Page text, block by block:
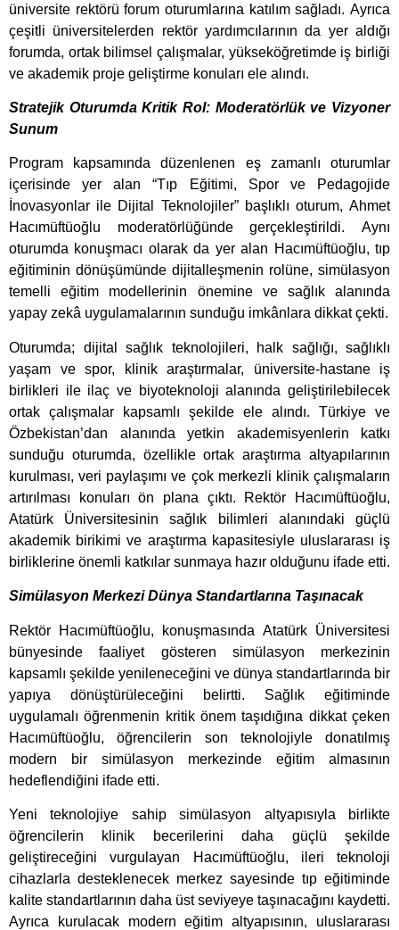
üniversite rektörü forum oturumlarına katılım sağladı. Ayrıca
çeşitli üniversitelerden rektör yardımcılarının da yer aldığı
forumda, ortak bilimsel çalışmalar, yükseköğretimde iş birliği
ve akademik proje geliştirme konuları ele alındı.
Stratejik Oturumda Kritik Rol: Moderatörlük ve Vizyoner
Sunum
Program kapsamında düzenlenen eş zamanlı oturumlar
içerisinde yer alan “Tıp Eğitimi, Spor ve Pedagojide
İnovasyonlar ile Dijital Teknolojiler” başlıklı oturum, Ahmet
Hacımüftüoğlu moderatörlüğünde gerçekleştirildi. Aynı
oturumda konuşmacı olarak da yer alan Hacımüftüoğlu, tıp
eğitiminin dönüşümünde dijitalleşmenin rolüne, simülasyon
temelli eğitim modellerinin önemine ve sağlık alanında
yapay zekâ uygulamalarının sunduğu imkânlara dikkat çekti.
Oturumda; dijital sağlık teknolojileri, halk sağlığı, sağlıklı
yaşam ve spor, klinik araştırmalar, üniversite-hastane iş
birlikleri ile ilaç ve biyoteknoloji alanında geliştirilebilecek
ortak çalışmalar kapsamlı şekilde ele alındı. Türkiye ve
Özbekistan’dan alanında yetkin akademisyenlerin katkı
sunduğu oturumda, özellikle ortak araştırma altyapılarının
kurulması, veri paylaşımı ve çok merkezli klinik çalışmaların
artırılması konuları ön plana çıktı. Rektör Hacımüftüoğlu,
Atatürk Üniversitesinin sağlık bilimleri alanındaki güçlü
akademik birikimi ve araştırma kapasitesiyle uluslararası iş
birliklerine önemli katkılar sunmaya hazır olduğunu ifade etti.
Simülasyon Merkezi Dünya Standartlarına Taşınacak
Rektör Hacımüftüoğlu, konuşmasında Atatürk Üniversitesi
bünyesinde faaliyet gösteren simülasyon merkezinin
kapsamlı şekilde yenileneceğini ve dünya standartlarında bir
yapıya dönüştürüleceğini belirtti. Sağlık eğitiminde
uygulamalı öğrenmenin kritik önem taşıdığına dikkat çeken
Hacımüftüoğlu, öğrencilerin son teknolojiyle donatılmış
modern bir simülasyon merkezinde eğitim almasının
hedeflendiğini ifade etti.
Yeni teknolojiye sahip simülasyon altyapısıyla birlikte
öğrencilerin klinik becerilerini daha güçlü şekilde
geliştireceğini vurgulayan Hacımüftüoğlu, ileri teknoloji
cihazlarla desteklenecek merkez sayesinde tıp eğitiminde
kalite standartlarının daha üst seviyeye taşınacağını kaydetti.
Ayrıca kurulacak modern eğitim altyapısının, uluslararası